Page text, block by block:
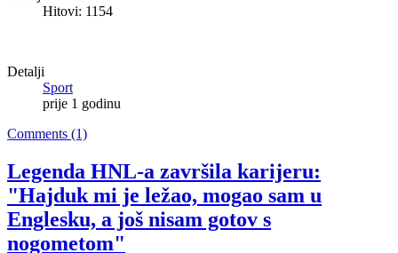
Hitovi: 1154
Detalji
Sport
prije 1 godinu
Comments (1)
Legenda HNL-a završila karijeru:
"Hajduk mi je ležao, mogao sam u
Englesku, a još nisam gotov s
nogometom"